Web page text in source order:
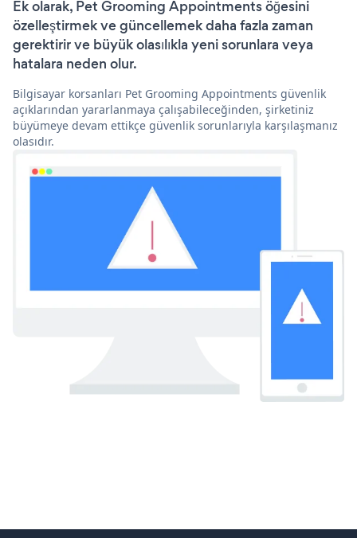
Ek olarak, Pet Grooming Appointments öğesini
özelleştirmek ve güncellemek daha fazla zaman
gerektirir ve büyük olasılıkla yeni sorunlara veya
hatalara neden olur.
Bilgisayar korsanları Pet Grooming Appointments güvenlik
açıklarından yararlanmaya çalışabileceğinden, şirketiniz
büyümeye devam ettikçe güvenlik sorunlarıyla karşılaşmanız
olasıdır.